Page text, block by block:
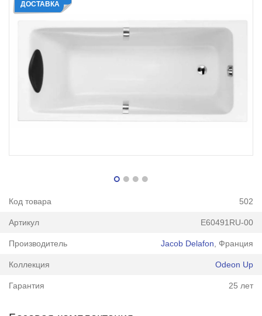
ДОСТАВКА
Код товара 502
Артикул E60491RU-00
Производитель Jacob Delafon , Франция
Коллекция Odeon Up
Гарантия 25 лет